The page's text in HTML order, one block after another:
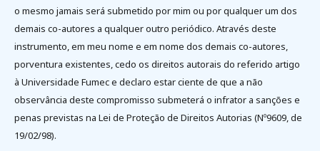
o mesmo jamais será submetido por mim ou por qualquer um dos
demais co-autores a qualquer outro periódico. Através deste
instrumento, em meu nome e em nome dos demais co-autores,
porventura existentes, cedo os direitos autorais do referido artigo
à Universidade Fumec e declaro estar ciente de que a não
observância deste compromisso submeterá o infrator a sanções e
penas previstas na Lei de Proteção de Direitos Autorias (Nº9609, de
19/02/98).